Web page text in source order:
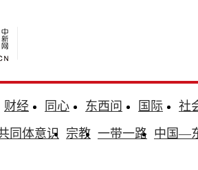
财经 同心 东西问 国际
社
同体意识 宗教 一带一路 中国—